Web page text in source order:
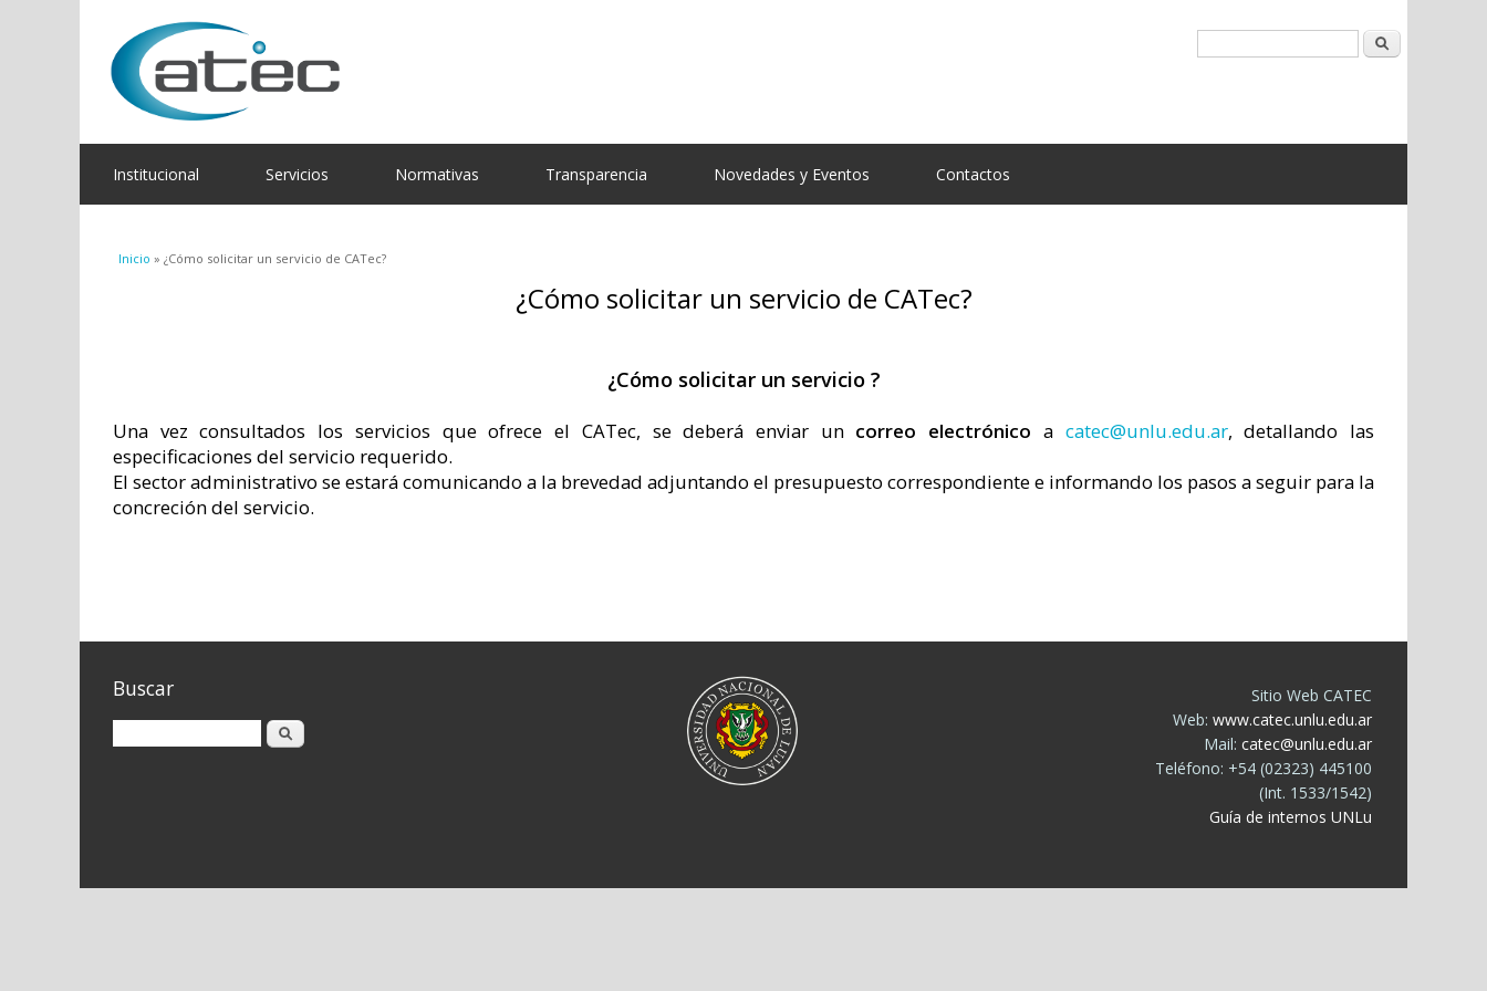
Institucional Servicios Normativas Transparencia Novedades y Eventos Contactos
Se encuentra usted aquí
Inicio » ¿Cómo solicitar un servicio de CATec?
¿Cómo solicitar un servicio de CATec?
¿Cómo solicitar un servicio ?
Una vez consultados los servicios que ofrece el CATec, se deberá enviar un correo electrónico a catec@unlu.edu.ar, detallando las
especificaciones del servicio requerido.
El sector administrativo se estará comunicando a la brevedad adjuntando el presupuesto correspondiente e informando los pasos a seguir para la
concreción del servicio.
Buscar
Buscar
Sitio Web CATEC
Web: www.catec.unlu.edu.ar
Mail: catec@unlu.edu.ar
Teléfono: +54 (02323) 445100
(Int. 1533/1542)
Guía de internos UNLu